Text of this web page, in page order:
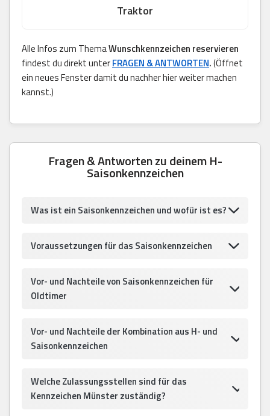
Traktor
Alle Infos zum ThemaWunschkennzeichen reservieren
findest du direkt unterFRAGEN & ANTWORTEN.(Öffnet
ein neues Fenster damit du nachher hier weiter machen
kannst.)
Fragen & Antworten zu deinem H-
Saisonkennzeichen
Was ist ein Saisonkennzeichen und wofür ist es?
Voraussetzungen für das Saisonkennzeichen
Vor- und Nachteile von Saisonkennzeichen für
Oldtimer
Vor- und Nachteile der Kombination aus H- und
Saisonkennzeichen
Welche Zulassungsstellen sind für das
Kennzeichen Münster zuständig?